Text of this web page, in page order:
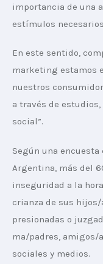
importancia de una
estímulos
En este sentido,
marketing estamos
nuestros
a través de
social”.
Según una
Argentina, más del
inseguridad a la
crianza de sus
presionadas o
ma/padres, amigos/
sociales y medios.